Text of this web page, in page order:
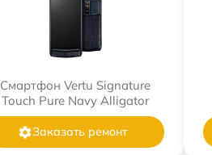
Смартфон Vertu Signature
Touch Pure Navy Alligator
Заказать ремонт